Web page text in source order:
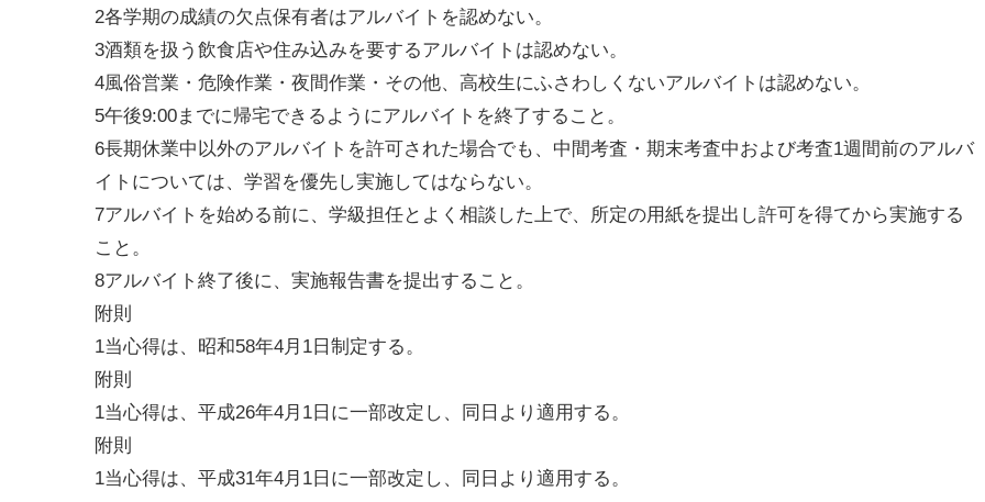
2各学期の成績の欠点保有者はアルバイトを認めない。
3酒類を扱う飲食店や住み込みを要するアルバイトは認めない。
4風俗営業・危険作業・夜間作業・その他、高校生にふさわしくないアルバイトは認めない。
5午後9:00までに帰宅できるようにアルバイトを終了すること。
6長期休業中以外のアルバイトを許可された場合でも、中間考査・期末考査中および考査1週間前のアルバ
イトについては、学習を優先し実施してはならない。
7アルバイトを始める前に、学級担任とよく相談した上で、所定の用紙を提出し許可を得てから実施する
こと。
8アルバイト終了後に、実施報告書を提出すること。
附則
1当心得は、昭和58年4月1日制定する。
附則
1当心得は、平成26年4月1日に一部改定し、同日より適用する。
附則
1当心得は、平成31年4月1日に一部改定し、同日より適用する。